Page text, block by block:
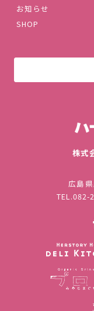
お知らせ
SHOP
株式
広島
TEL.082-